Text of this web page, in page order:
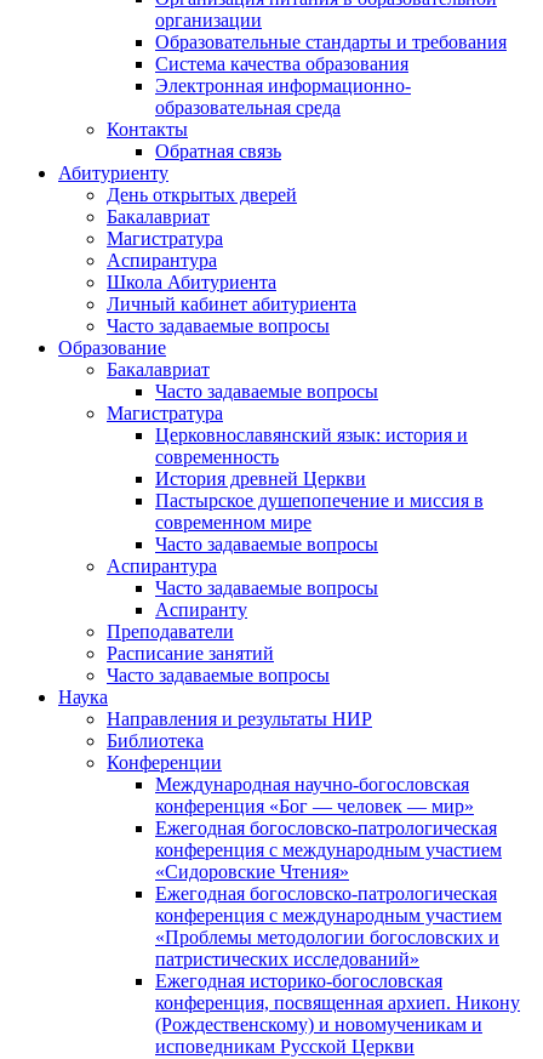
организации
Образовательные стандарты и требования
Система качества образования
Электронная информационно-
образовательная среда
Контакты
Обратная связь
Абитуриенту
День открытых дверей
Бакалавриат
Магистратура
Аспирантура
Школа Абитуриента
Личный кабинет абитуриента
Часто задаваемые вопросы
Образование
Бакалавриат
Часто задаваемые вопросы
Магистратура
Церковнославянский язык: история и
современность
История древней Церкви
Пастырское душепопечение и миссия в
современном мире
Часто задаваемые вопросы
Аспирантура
Часто задаваемые вопросы
Аспиранту
Преподаватели
Расписание занятий
Часто задаваемые вопросы
Наука
Направления и результаты НИР
Библиотека
Конференции
Международная научно-богословская
конференция «Бог — человек — мир»
Ежегодная богословско-патрологическая
конференция с международным участием
«Сидоровские Чтения»
Ежегодная богословско-патрологическая
конференция с международным участием
«Проблемы методологии богословских и
патристических исследований»
Ежегодная историко-богословская
конференция, посвященная архиеп. Никону
(Рождественскому) и новомученикам и
исповедникам Русской Церкви